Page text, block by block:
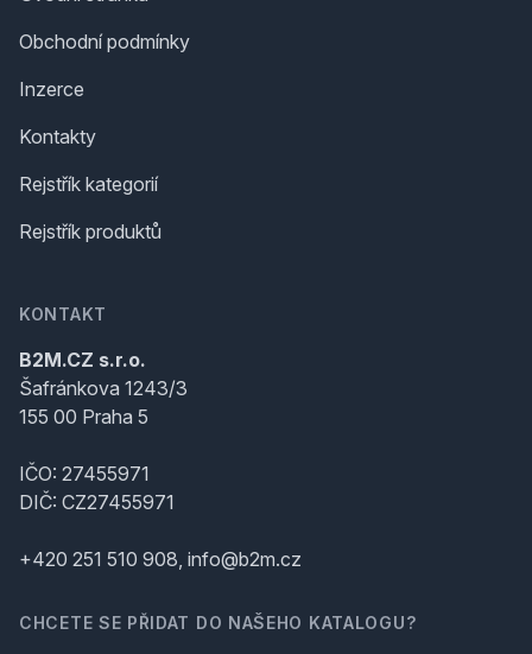
Obchodní podmínky
Inzerce
Kontakty
Rejstřík kategorií
Rejstřík produktů
KONTAKT
B2M.CZ s.r.o.
Šafránkova 1243/3
155 00 Praha 5
IČO: 27455971
DIČ: CZ27455971
+420 251 510 908, info@b2m.cz
CHCETE SE PŘIDAT DO NAŠEHO KATALOGU?